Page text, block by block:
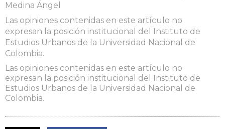
Medina Ángel
Las opiniones contenidas en este artículo no
expresan la posición institucional del Instituto de
Estudios Urbanos de la Universidad Nacional de
Colombia.
Las opiniones contenidas en este artículo no
expresan la posición institucional del Instituto de
Estudios Urbanos de la Universidad Nacional de
Colombia.